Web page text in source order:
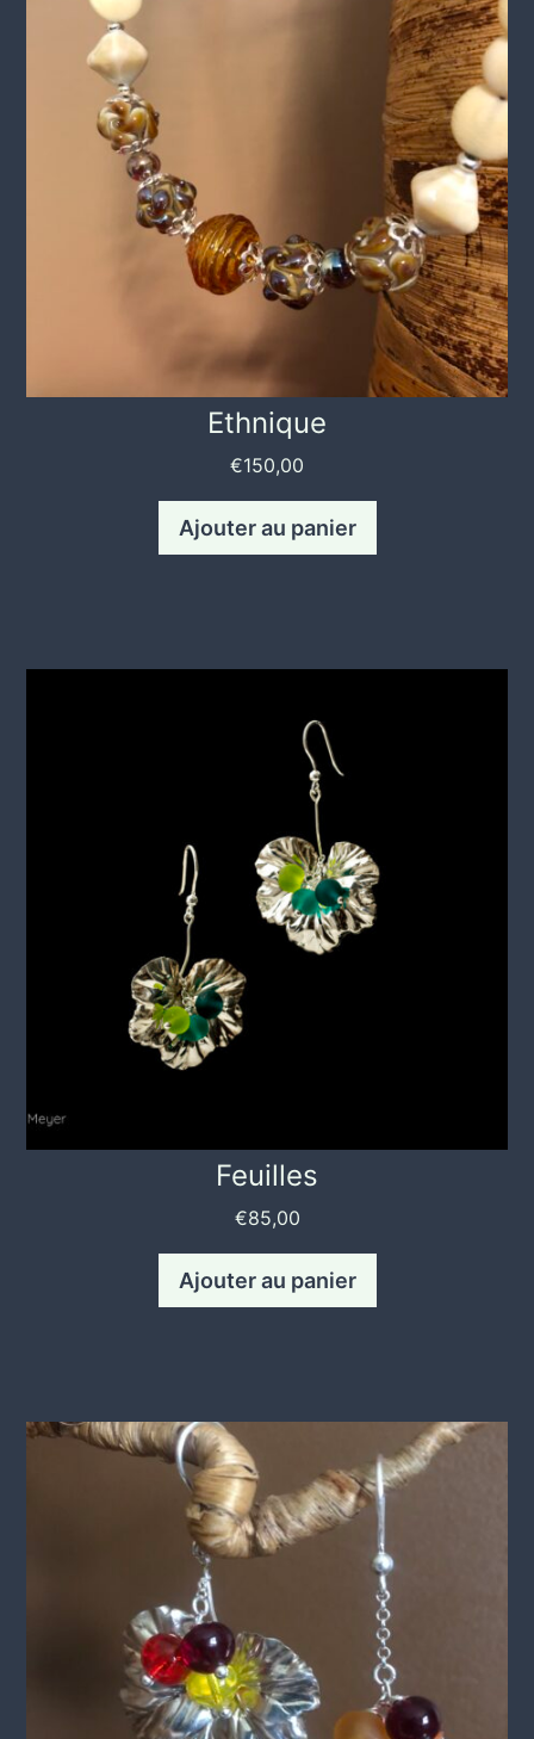
Ethnique
€150,00
Ajouter au panier
Feuilles
€85,00
Ajouter au panier